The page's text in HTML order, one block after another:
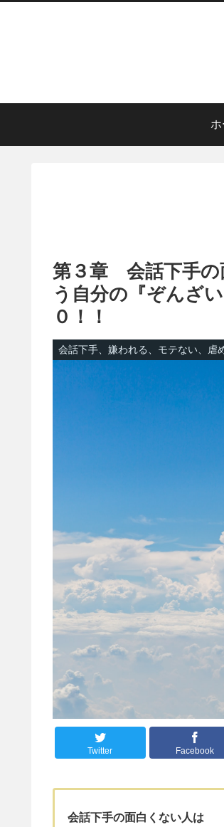
ホ
第３章 会話下手の
う自分の『ぞんざ
０！！
会話下手、嫌われる、モテない、虐
Twitter Facebook
会話下手の面白くない人は